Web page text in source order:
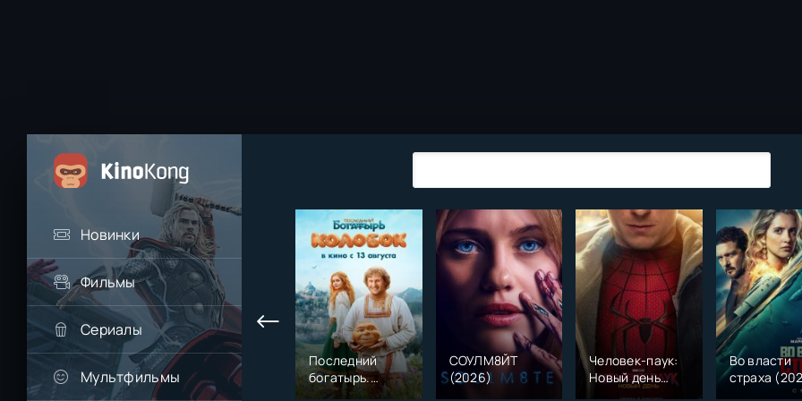
Новинки
Фильмы
Сериалы
Мультфильмы
Последний
богатырь.
Колобок (2026)
СОУЛМ8ЙТ
(2026)
Человек-паук:
Новый день
(2026)
Во власти
страха